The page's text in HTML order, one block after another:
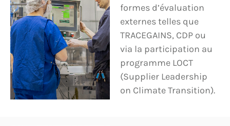
formes d’évaluation
externes telles que
TRACEGAINS, CDP ou
via la participation au
programme LOCT
(Supplier Leadership
on Climate Transition).